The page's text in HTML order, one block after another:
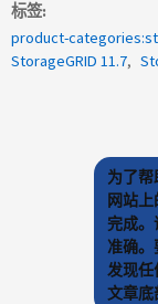
标签
product-
StorageGRID 11.7
为了
网站
完成。
准确
发现任
文章底